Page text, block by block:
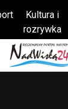
Kultura i
rozrywka